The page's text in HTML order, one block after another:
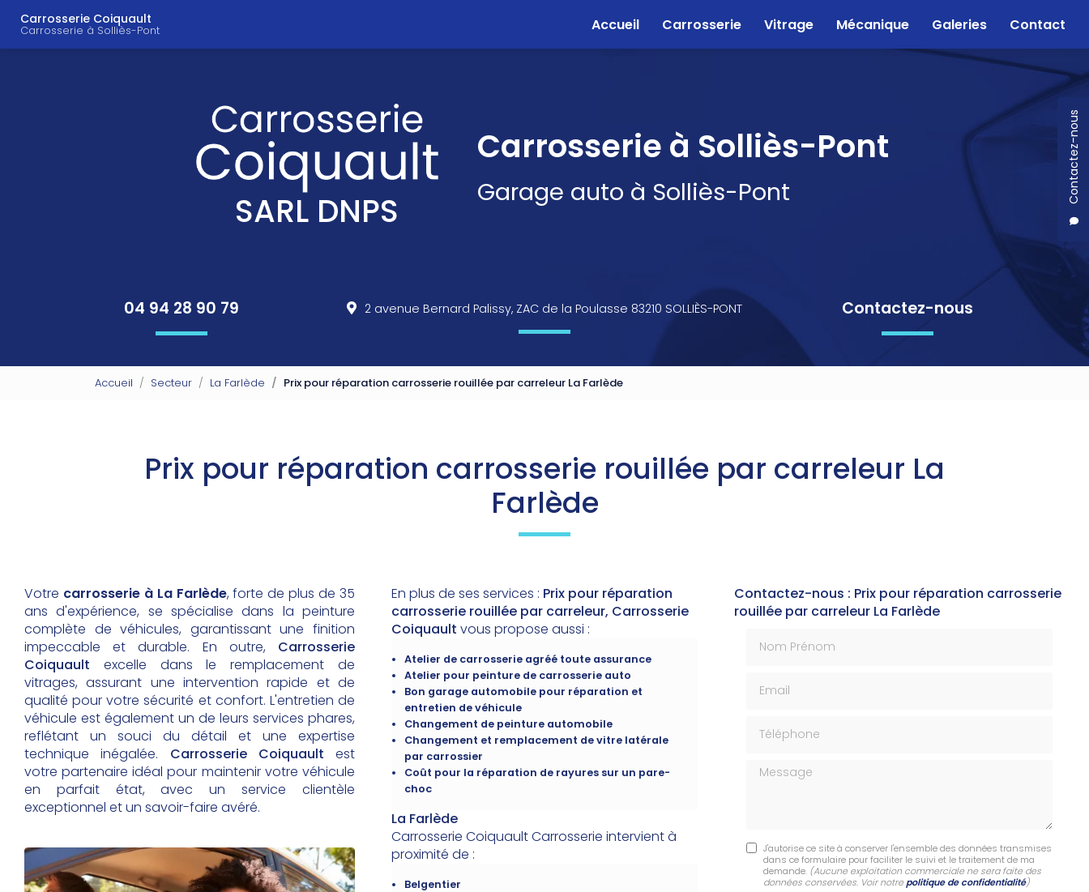
contenu
Carrosserie Coiquault
Carrosserie à Solliès-Pont
Contactez-nous
Accueil
Carrosserie Vitrage Mécanique Galeries Contact
SARL DNPS
Carrosserie à Solliès-Pont
Garage auto à Solliès-Pont
04 94 28 90 79 2 avenue Bernard Palissy, ZAC de la Poulasse 83210 SOLLIÈS-PONT Contactez-nous
Accueil Secteur La Farlède Prix pour réparation carrosserie rouillée par carreleur La Farlède
Prix pour réparation carrosserie rouillée par carreleur La
Farlède
Votre carrosserie à La Farlède, forte de plus de 35
ans d'expérience, se spécialise dans la peinture
complète de véhicules, garantissant une finition
impeccable et durable. En outre, Carrosserie
Coiquault excelle dans le remplacement de
vitrages, assurant une intervention rapide et de
qualité pour votre sécurité et confort. L'entretien de
véhicule est également un de leurs services phares,
reflétant un souci du détail et une expertise
technique inégalée. Carrosserie Coiquault est
votre partenaire idéal pour maintenir votre véhicule
en parfait état, avec un service clientèle
exceptionnel et un savoir-faire avéré.
En plus de ses services : Prix pour réparation
carrosserie rouillée par carreleur, Carrosserie
Coiquault vous propose aussi :
Atelier de carrosserie agréé toute assurance
Atelier pour peinture de carrosserie auto
Bon garage automobile pour réparation et
entretien de véhicule
Changement de peinture automobile
Changement et remplacement de vitre latérale
par carrossier
Coût pour la réparation de rayures sur un pare-
choc
La Farlède
Carrosserie Coiquault Carrosserie intervient à
proximité de :
Belgentier
Contactez-nous : Prix pour réparation carrosserie
rouillée par carreleur La Farlède
Message
J'autorise ce site à conserver l'ensemble des données transmises
dans ce formulaire pour faciliter le suivi et le traitement de ma
demande. (Aucune exploitation commerciale ne sera faite des
données conservées. Voir notrepolitique de confidentialité)